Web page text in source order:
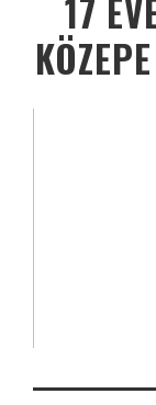
17